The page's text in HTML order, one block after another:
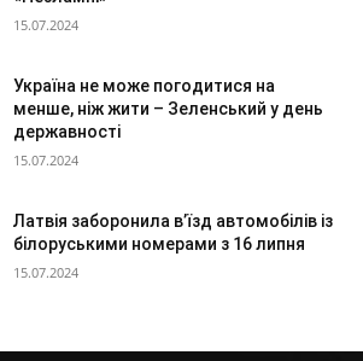
15.07.2024
Україна не може погодитися на
менше, ніж жити – Зеленський у день
державності
15.07.2024
Латвія заборонила в’їзд автомобілів із
білоруськими номерами з 16 липня
15.07.2024